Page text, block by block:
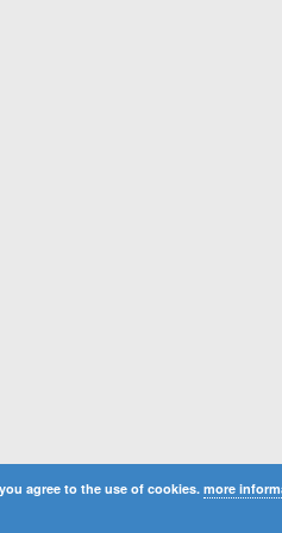
agree to the use of cookies. more